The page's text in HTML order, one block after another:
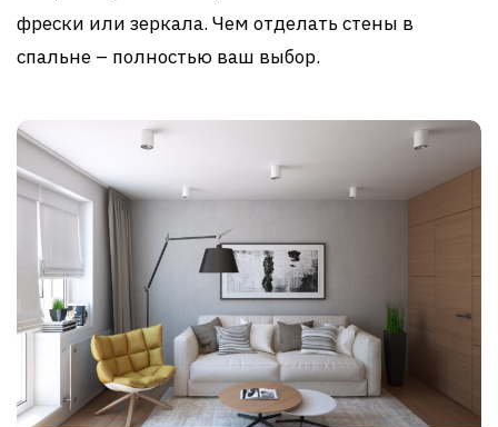
фрески или зеркала. Чем отделать стены в
спальне – полностью ваш выбор.